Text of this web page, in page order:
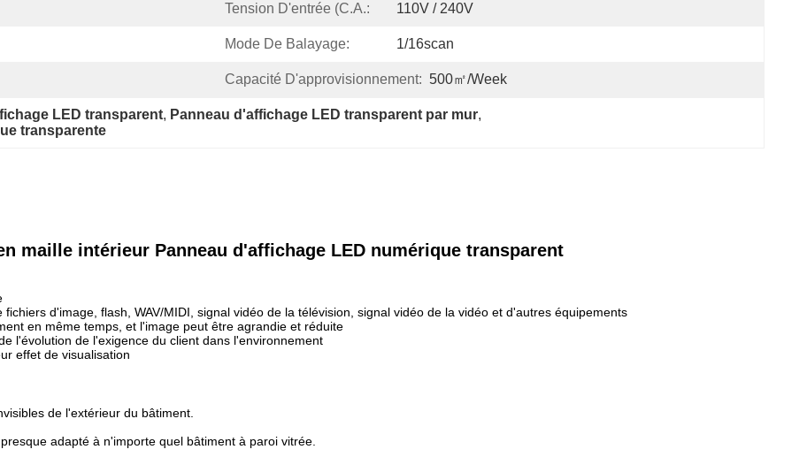
Tension D'entrée (C.A.: 110V / 240V
Mode De Balayage: 1/16scan
Capacité D'approvisionnement: 500㎡/week
LED transparent, Panneau d'affichage LED transparent par mur,
transparente
maille intérieur Panneau d'affichage LED numérique transparent
d'image, flash, WAV/MIDI, signal vidéo de la télévision, signal vidéo de la vidéo et d'autres équipements
en même temps, et l'image peut être agrandie et réduite
l'évolution de l'exigence du client dans l'environnement
effet de visualisation
de l'extérieur du bâtiment.
adapté à n'importe quel bâtiment à paroi vitrée.